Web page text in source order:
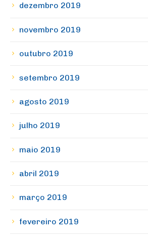
dezembro 2019
novembro 2019
outubro 2019
setembro 2019
agosto 2019
julho 2019
maio 2019
abril 2019
março 2019
fevereiro 2019